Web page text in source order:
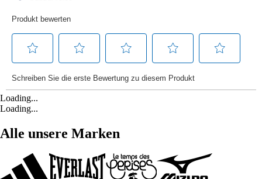
Loading...
Loading...
Alle unsere Marken